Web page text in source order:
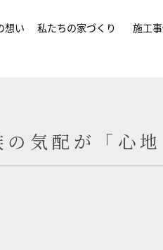
想い 私たちの家づくり 施工
の気配が「心